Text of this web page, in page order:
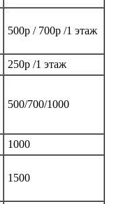
500р / 700р /1 этаж
250р /1 этаж
500/700/1000
1000
1500